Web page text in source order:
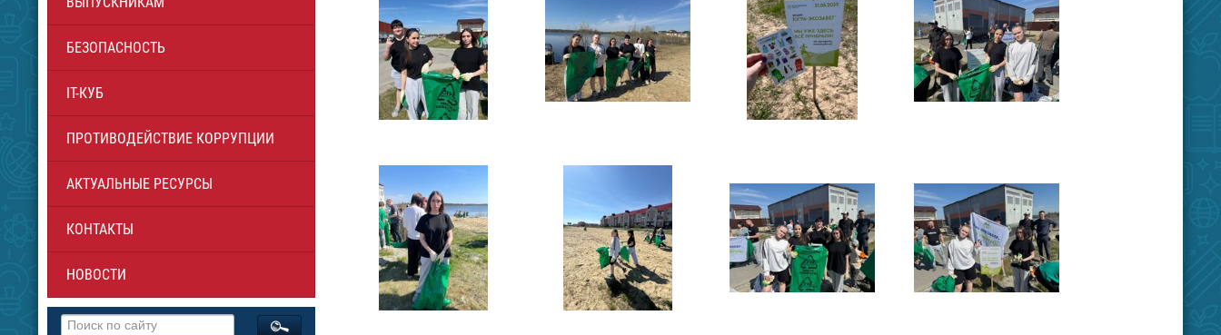
БЕЗОПАСНОСТЬ
IT-КУБ
ПРОТИВОДЕЙСТВИЕ КОРРУПЦИИ
АКТУАЛЬНЫЕ РЕСУРСЫ
КОНТАКТЫ
НОВОСТИ